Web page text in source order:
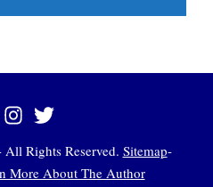
Rights Reserved. Sitemap-
More About The Author